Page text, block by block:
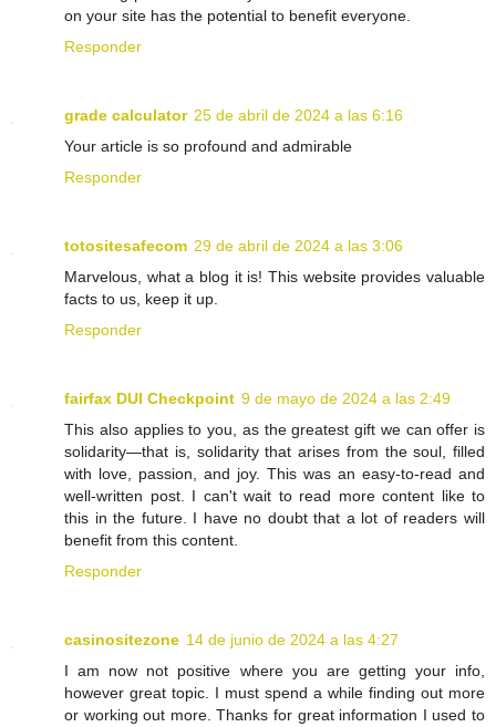
on your site has the potential to benefit everyone.
Responder
grade calculator 25 de abril de 2024 a las 6:16
Your article is so profound and admirable
Responder
totositesafecom 29 de abril de 2024 a las 3:06
Marvelous, what a blog it is! This website provides valuable
facts to us, keep it up.
Responder
fairfax DUI Checkpoint 9 de mayo de 2024 a las 2:49
This also applies to you, as the greatest gift we can offer is
solidarity—that is, solidarity that arises from the soul, filled
with love, passion, and joy. This was an easy-to-read and
well-written post. I can't wait to read more content like to
this in the future. I have no doubt that a lot of readers will
benefit from this content.
Responder
casinositezone 14 de junio de 2024 a las 4:27
I am now not positive where you are getting your info,
however great topic. I must spend a while finding out more
or working out more. Thanks for great information I used to